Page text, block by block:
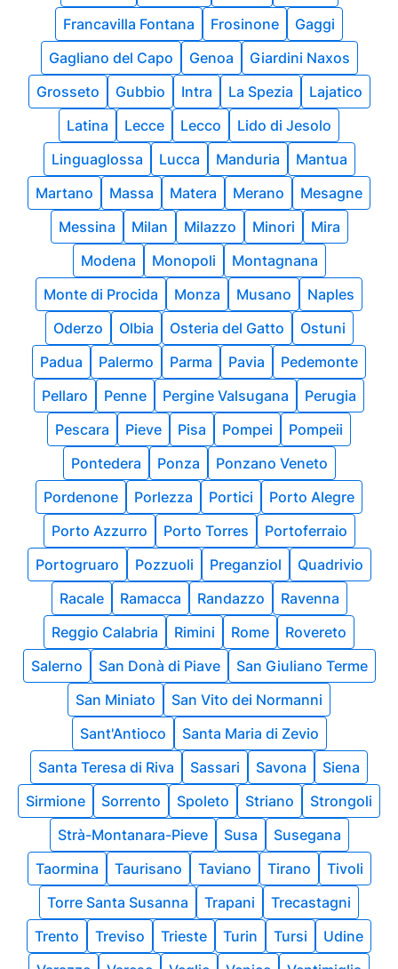
Francavilla Fontana
Frosinone
Gaggi
Gagliano del Capo
Genoa
Giardini Naxos
Grosseto
Gubbio Intra La Spezia
Lajatico
Latina
Lecce Lecco
Lido di Jesolo
Linguaglossa
Lucca Manduria
Mantua
Martano
Massa Matera Merano
Mesagne
Messina
Milan Milazzo Minori
Mira
Modena
Monopoli
Montagnana
Monte di Procida
Monza Musano
Naples
Oderzo
Olbia Osteria del Gatto
Ostuni
Padua
Palermo Parma Pavia
Pedemonte
Pellaro
Penne Pergine Valsugana
Perugia
Pescara
Pieve Pisa Pompei
Pompeii
Pontedera
Ponza
Ponzano Veneto
Pordenone
Porlezza Portici
Porto Alegre
Porto Azzurro
Porto Torres
Portoferraio
Portogruaro
Pozzuoli Preganziol
Quadrivio
Racale
Ramacca Randazzo
Ravenna
Reggio Calabria
Rimini Rome
Rovereto
Salerno
San Donà di Piave
San Giuliano Terme
San Miniato
San Vito dei Normanni
Sant'Antioco
Santa Maria di Zevio
Santa Teresa di Riva
Sassari Savona
Siena
Sirmione
Sorrento Spoleto Striano
Strongoli
Strà-Montanara-Pieve
Susa
Susegana
Taormina
Taurisano Taviano Tirano
Tivoli
Torre Santa Susanna
Trapani
Trecastagni
Trento
Treviso Trieste Turin Tursi
Udine